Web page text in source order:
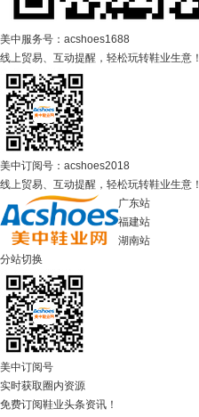
美中服务号：acshoes1688
线上贸易、互动提醒，轻松玩转鞋业生意！
美中订阅号：acshoes2018
线上贸易、互动提醒，轻松玩转鞋业生意！
广东站
福建站
湖南站
分站切换
美中订阅号
实时获取圈内资源
免费订阅鞋业头条资讯！